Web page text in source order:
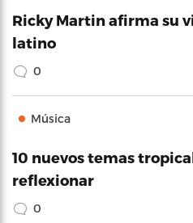
Ricky Martin afirma su
latino
0
Música
10 nuevos temas
reflexionar
0